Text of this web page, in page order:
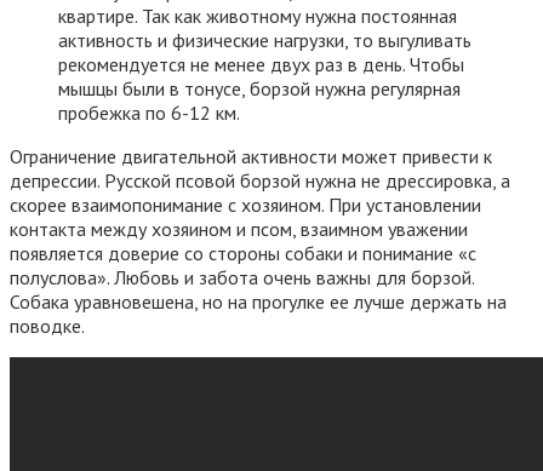
квартире. Так как животному нужна постоянная
активность и физические нагрузки, то выгуливать
рекомендуется не менее двух раз в день. Чтобы
мышцы были в тонусе, борзой нужна регулярная
пробежка по 6-12 км.
Ограничение двигательной активности может привести к
депрессии. Русской псовой борзой нужна не дрессировка, а
скорее взаимопонимание с хозяином. При установлении
контакта между хозяином и псом, взаимном уважении
появляется доверие со стороны собаки и понимание «с
полуслова». Любовь и забота очень важны для борзой.
Собака уравновешена, но на прогулке ее лучше держать на
поводке.